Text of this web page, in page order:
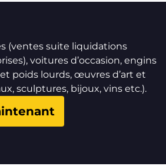
(ventes suite liquidations
voitures d’occasion, engins
poids lourds, œuvres d’art et
sculptures, bijoux, vins etc.).